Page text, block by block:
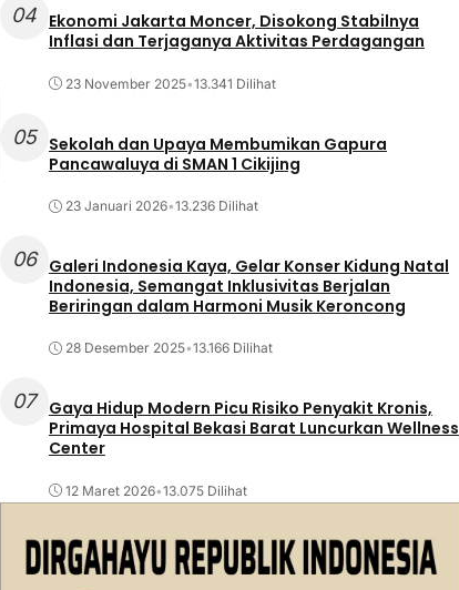
04 Ekonomi Jakarta Moncer, Disokong Stabilnya
Inflasi dan Terjaganya Aktivitas Perdagangan
23 November 2025•13.341 Dilihat
05
Sekolah dan Upaya Membumikan Gapura
Pancawaluya di SMAN 1 Cikijing
23 Januari 2026•13.236 Dilihat
06
Galeri Indonesia Kaya, Gelar Konser Kidung Natal
Indonesia, Semangat Inklusivitas Berjalan
Beriringan dalam Harmoni Musik Keroncong
28 Desember 2025•13.166 Dilihat
07
Gaya Hidup Modern Picu Risiko Penyakit Kronis,
Primaya Hospital Bekasi Barat Luncurkan Wellness
Center
12 Maret 2026•13.075 Dilihat